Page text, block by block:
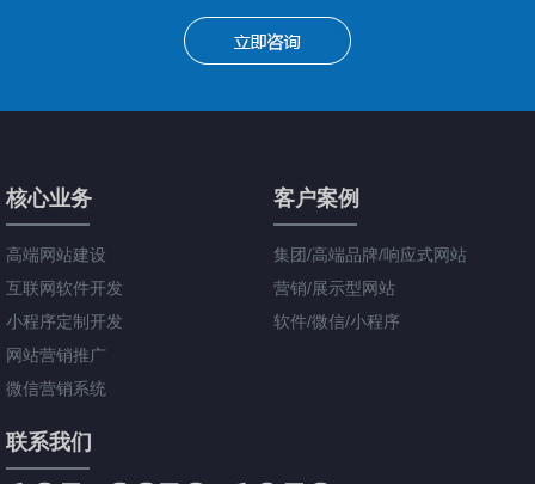
核心业务
高端网站建设
互联网软件开发
小程序定制开发
网站营销推广
微信营销系统
客户案例
集团/高端品牌/响应式网站
营销/展示型网站
软件/微信/小程序
联系我们